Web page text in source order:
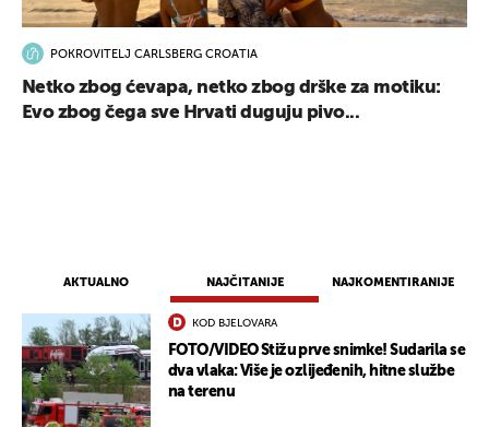
AKTUALNO NAJČITANIJE NAJKOMENTIRANIJE
KOD BJELOVARA
FOTO/VIDEO Stižu prve snimke! Sudarila se
dva vlaka: Više je ozlijeđenih, hitne službe
na terenu
POKROVITELJ CARLSBERG CROATIA
Netko zbog ćevapa, netko zbog drške za motiku:
Evo zbog čega sve Hrvati duguju pivo...